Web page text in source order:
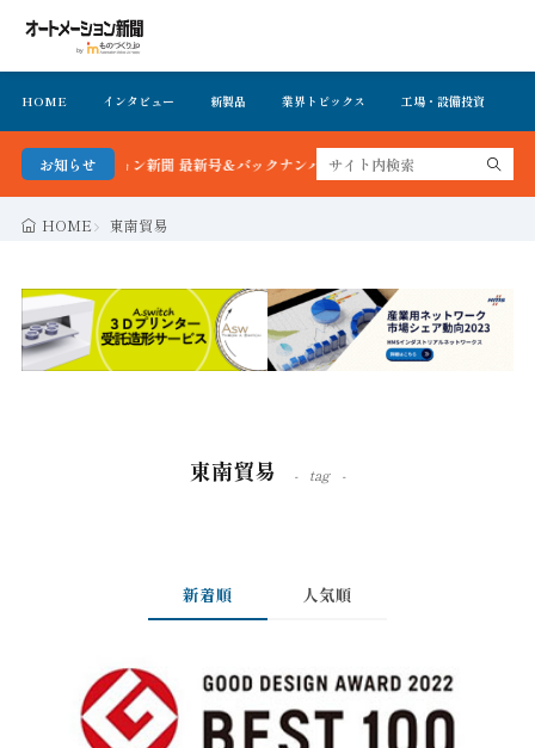
HOME インタビュー 新製品 業界トピックス 工場・設備投資
お知らせ
トメーション新聞 最新号＆バックナンバーを無料で公開中 詳細はこちら
HOME 東南貿易
東南貿易 tag
新着順 人気順